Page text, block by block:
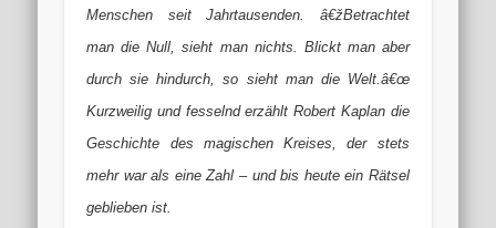
Menschen seit Jahrtausenden. â€žBetrachtet
man die Null, sieht man nichts. Blickt man aber
durch sie hindurch, so sieht man die Welt.â€œ
Kurzweilig und fesselnd erzählt Robert Kaplan die
Geschichte des magischen Kreises, der stets
mehr war als eine Zahl – und bis heute ein Rätsel
geblieben ist.